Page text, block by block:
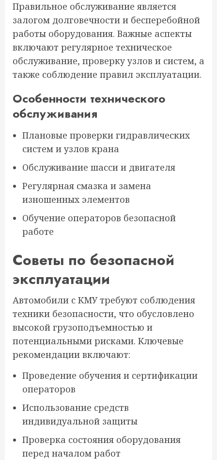
Правильное обслуживание является
залогом долговечности и бесперебойной
работы оборудования. Важные аспекты
включают регулярное техническое
обслуживание, проверку узлов и систем, а
также соблюдение правил эксплуатации.
Особенности технического
обслуживания
Плановые проверки гидравлических
систем и узлов крана
Обслуживание шасси и двигателя
Регулярная смазка и замена
изношенных элементов
Обучение операторов безопасной
работе
Советы по безопасной
эксплуатации
Автомобили с КМУ требуют соблюдения
техники безопасности, что обусловлено
высокой грузоподъемностью и
потенциальными рисками. Ключевые
рекомендации включают:
Проведение обучения и сертификации
операторов
Использование средств
индивидуальной защиты
Проверка состояния оборудования
перед началом работ